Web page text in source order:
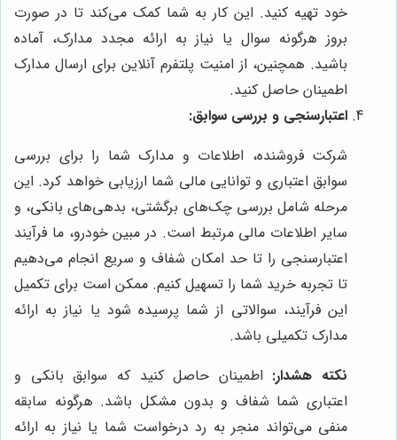
خود تهیه کنید. این کار به شما کمک می‌کند تا در صورت
بروز هرگونه سوال یا نیاز به ارائه مجدد مدارک، آماده
باشید. همچنین، از امنیت پلتفرم آنلاین برای ارسال مدارک
اطمینان حاصل کنید.
اعتبارسنجی و بررسی سوابق:
شرکت فروشنده، اطلاعات و مدارک شما را برای بررسی
سوابق اعتباری و توانایی مالی شما ارزیابی خواهد کرد. این
مرحله شامل بررسی چک‌های برگشتی، بدهی‌های بانکی، و
سایر اطلاعات مالی مرتبط است. در مبین خودرو، ما فرآیند
اعتبارسنجی را تا حد امکان شفاف و سریع انجام می‌دهیم
تا تجربه خرید شما را تسهیل کنیم. ممکن است برای تکمیل
این فرآیند، سوالاتی از شما پرسیده شود یا نیاز به ارائه
مدارک تکمیلی باشد.
نکته هشدار: اطمینان حاصل کنید که سوابق بانکی و
اعتباری شما شفاف و بدون مشکل باشد. هرگونه سابقه
منفی می‌تواند منجر به رد درخواست شما یا نیاز به ارائه